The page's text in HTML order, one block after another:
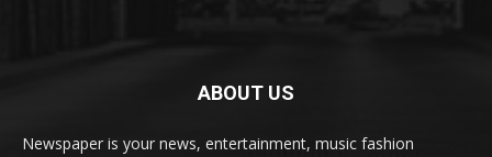
ABOUT US
Newspaper is your news, entertainment, music fashion